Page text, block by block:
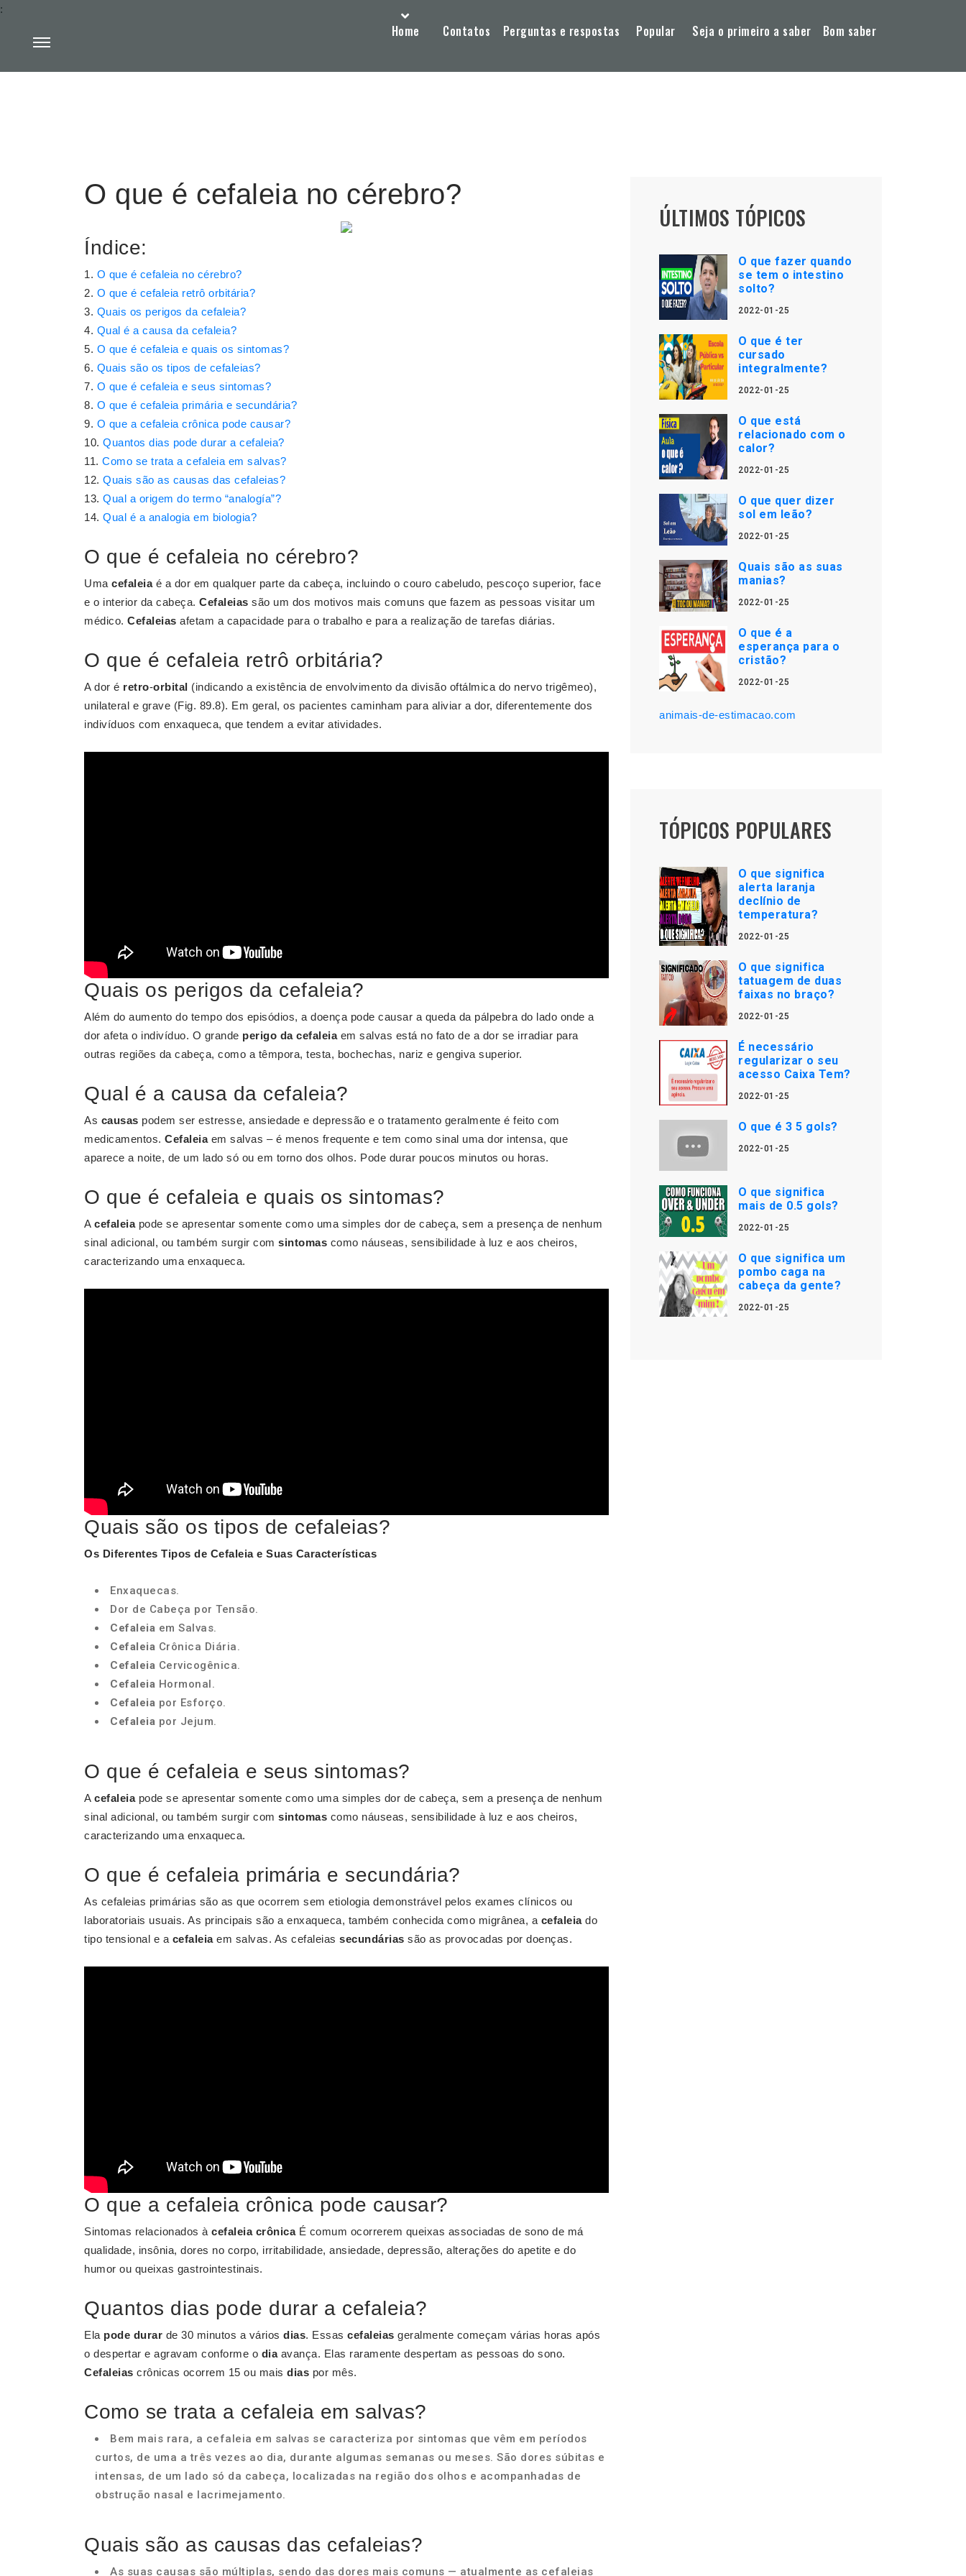
Home Contatos Perguntas e respostas Popular Seja o primeiro a saber Bom saber
:
O que é cefaleia no cérebro?
Índice:
O que é cefaleia no cérebro?
O que é cefaleia retrô orbitária?
Quais os perigos da cefaleia?
Qual é a causa da cefaleia?
O que é cefaleia e quais os sintomas?
Quais são os tipos de cefaleias?
O que é cefaleia e seus sintomas?
O que é cefaleia primária e secundária?
O que a cefaleia crônica pode causar?
Quantos dias pode durar a cefaleia?
Como se trata a cefaleia em salvas?
Quais são as causas das cefaleias?
Qual a origem do termo “analogía”?
Qual é a analogia em biologia?
O que é cefaleia no cérebro?
Uma cefaleiaé a dor em qualquer parte da cabeça, incluindo o couro cabeludo, pescoço superior, face
e o interior da cabeça. Cefaleias são um dos motivos mais comuns que fazem as pessoas visitar um
médico. Cefaleias afetam a capacidade para o trabalho e para a realização de tarefas diárias.
O que é cefaleia retrô orbitária?
A dor é retro-orbital (indicando a existência de envolvimento da divisão oftálmica do nervo trigêmeo),
unilateral e grave (Fig. 89.8). Em geral, os pacientes caminham para aliviar a dor, diferentemente dos
indivíduos com enxaqueca, que tendem a evitar atividades.
Quais os perigos da cefaleia?
Além do aumento do tempo dos episódios, a doença pode causar a queda da pálpebra do lado onde a
dor afeta o indivíduo. O grande perigo da cefaleiaem salvas está no fato de a dor se irradiar para
outras regiões da cabeça, como a têmpora, testa, bochechas, nariz e gengiva superior.
Qual é a causa da cefaleia?
As causas podem ser estresse, ansiedade e depressão e o tratamento geralmente é feito com
medicamentos. Cefaleiaem salvas – é menos frequente e tem como sinal uma dor intensa, que
aparece a noite, de um lado só ou em torno dos olhos. Pode durar poucos minutos ou horas.
O que é cefaleia e quais os sintomas?
A cefaleiapode se apresentar somente como uma simples dor de cabeça, sem a presença de nenhum
sinal adicional, ou também surgir com sintomas como náuseas, sensibilidade à luz e aos cheiros,
caracterizando uma enxaqueca.
Quais são os tipos de cefaleias?
Os Diferentes Tipos de Cefaleiae Suas Características
Enxaquecas.
Dor de Cabeça por Tensão.
Cefaleia em Salvas.
Cefaleia Crônica Diária.
Cefaleia Cervicogênica.
Cefaleia Hormonal.
Cefaleia por Esforço.
Cefaleia por Jejum.
O que é cefaleia e seus sintomas?
A cefaleiapode se apresentar somente como uma simples dor de cabeça, sem a presença de nenhum
sinal adicional, ou também surgir com sintomas como náuseas, sensibilidade à luz e aos cheiros,
caracterizando uma enxaqueca.
O que é cefaleia primária e secundária?
As cefaleias primárias são as que ocorrem sem etiologia demonstrável pelos exames clínicos ou
laboratoriais usuais. As principais são a enxaqueca, também conhecida como migrânea, a cefaleiado
tipo tensional e a cefaleiaem salvas. As cefaleias secundárias são as provocadas por doenças.
O que a cefaleia crônica pode causar?
Sintomas relacionados à cefaleia crônicaÉ comum ocorrerem queixas associadas de sono de má
qualidade, insônia, dores no corpo, irritabilidade, ansiedade, depressão, alterações do apetite e do
humor ou queixas gastrointestinais.
Quantos dias pode durar a cefaleia?
Ela pode durar de 30 minutos a vários dias. Essas cefaleias geralmente começam várias horas após
o despertar e agravam conforme o diaavança. Elas raramente despertam as pessoas do sono.
Cefaleias crônicas ocorrem 15 ou mais dias por mês.
Como se trata a cefaleia em salvas?
Bem mais rara, a cefaleia em salvas se caracteriza por sintomas que vêm em períodos
curtos, de uma a três vezes ao dia, durante algumas semanas ou meses. São dores súbitas e
intensas, de um lado só da cabeça, localizadas na região dos olhos e acompanhadas de
obstrução nasal e lacrimejamento.
Quais são as causas das cefaleias?
As suas causas são múltiplas, sendo das dores mais comuns — atualmente as cefaleias
ÚLTIMOS TÓPICOS
O que fazer quando
se tem o intestino
solto?
2022-01-25
O que é ter
cursado
integralmente?
2022-01-25
O que está
relacionado com o
calor?
2022-01-25
O que quer dizer
sol em leão?
2022-01-25
Quais são as suas
manias?
2022-01-25
O que é a
esperança para o
cristão?
2022-01-25
animais-de-estimacao.com
TÓPICOS POPULARES
O que significa
alerta laranja
declínio de
temperatura?
2022-01-25
O que significa
tatuagem de duas
faixas no braço?
2022-01-25
É necessário
regularizar o seu
acesso Caixa Tem?
2022-01-25
O que é 3 5 gols?
2022-01-25
O que significa
mais de 0.5 gols?
2022-01-25
O que significa um
pombo caga na
cabeça da gente?
2022-01-25